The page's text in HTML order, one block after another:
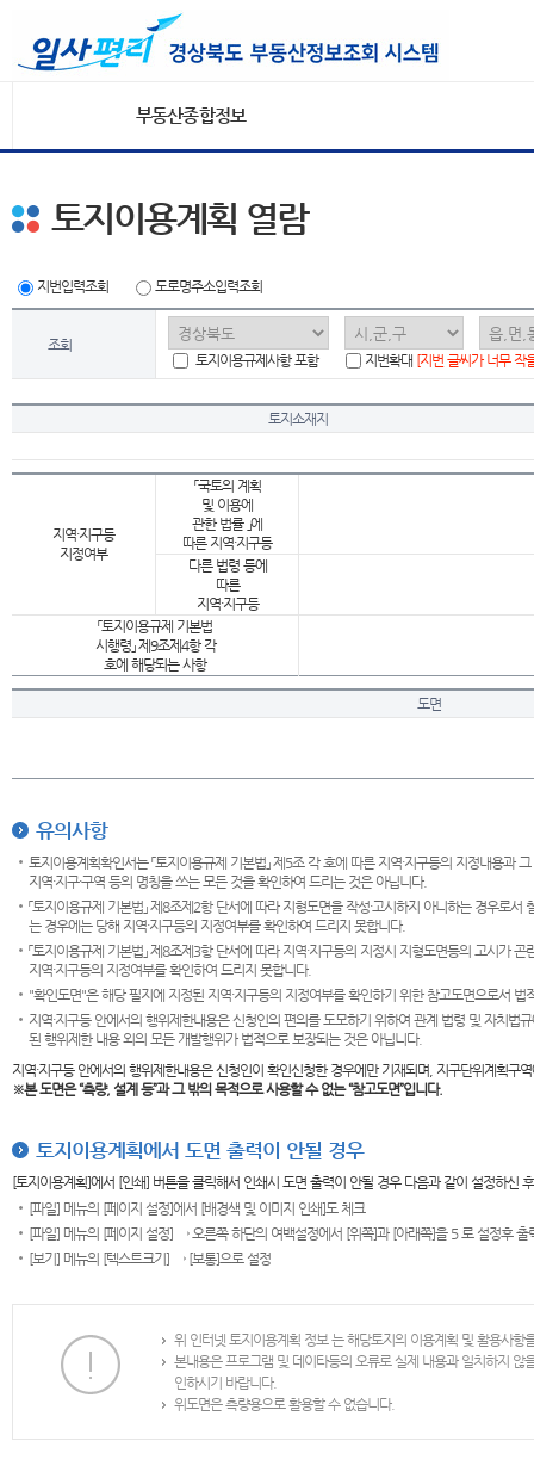
부동산종합정보
토지이용계획 열람
지번입력조회 도로명주소입력조회
조회
토지이용규제사항 포함
지번확대 [지번 글씨가 너무 작
토지소재지
지역·지구등
지정여부
「국토의 계획
및 이용에
관한 법률 」에
따른 지역·지구등
다른 법령 등에
따른
지역·지구등
「토지이용규제 기본법
시행령」 제9조제4항 각
호에 해당되는 사항
도면
유의사항
토지이용계획확인서는 「토지이용규제 기본법」 제5조 각 호에 따른 지역·지구등의 지정내용
지역·지구·구역 등의 명칭을 쓰는 모든 것을 확인하여 드리는 것은 아닙니다.
「토지이용규제 기본법」 제8조제2항 단서에 따라 지형도면을 작성·고시하지 아니하는 경우로
는 경우에는 당해 지역·지구등의 지정여부를 확인하여 드리지 못합니다.
「토지이용규제 기본법」 제8조제3항 단서에 따라 지역·지구등의 지정시 지형도면등의 고시가
지역·지구등의 지정여부를 확인하여 드리지 못합니다.
"확인도면"은 해당 필지에 지정된 지역·지구등의 지정여부를 확인하기 위한 참고도면으로서
지역·지구등 안에서의 행위제한내용은 신청인의 편의를 도모하기 위하여 관계 법령 및 자치
된 행위제한 내용 외의 모든 개발행위가 법적으로 보장되는 것은 아닙니다.
지역·지구등 안에서의 행위제한내용은 신청인이 확인신청한 경우에만 기재되며, 지구단위계획
※본 도면은“측량, 설계 등”과 그 밖의 목적으로 사용할 수 없는 “참고도면”입니다.
토지이용계획에서 도면 출력이 안될 경우
[토지이용계획]에서 [인쇄] 버튼을 클릭해서 인쇄시 도면 출력이 안될 경우 다음과 같이 설정하신
[파일] 메뉴의 [페이지 설정]에서 [배경색 및 이미지 인쇄]도 체크
[파일] 메뉴의 [페이지 설정] → 오른쪽 하단의 여백설정에서 [위쪽]과 [아래쪽]을 5 로 설정후 출
[보기] 메뉴의 [텍스트크기] → [보통]으로 설정
위 인터넷 토지이용계획 정보 는 해당토지의 이용계획 및 활용사
본내용은 프로그램 및 데이타등의 오류로 실제 내용과 일치하지
인하시기 바랍니다.
위도면은 측량용으로 활용할 수 없습니다.